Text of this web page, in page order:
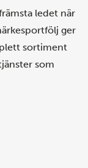
ledet när
ger
sortiment
som